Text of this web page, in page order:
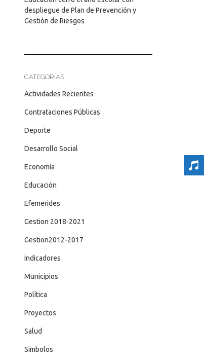
despliegue de Plan de Prevención y
Gestión de Riesgos
CATEGORÍAS
Actividades Recientes
Contrataciones Públicas
Deporte
Desarrollo Social
Economía
Educación
Efemerides
Gestion 2018-2021
Gestion2012-2017
Indicadores
Municipios
Política
Proyectos
Salud
Simbolos